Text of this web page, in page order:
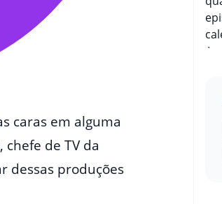
caras em alguma
, chefe de TV da
dessas produções